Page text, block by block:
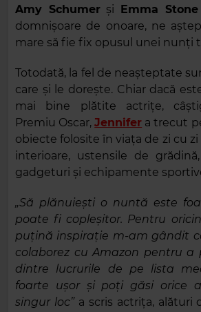
Amy Schumerși Emma Stone
domnișoare de onoare, ne
mare să fie fix opusul unei nunți
Totodată, la fel de neașteptate
care și le dorește. Chiar dacă
mai bine plătite actrițe,
Premiu Oscar,Jennifer a trecut
obiecte folosite în viața de zi cu
interioare, ustensile de
gadgeturi și echipamente
„Să plănuiești o nuntă este
poate fi copleșitor. Pentru
puțină inspirație m-am gândit
colaborez cu Amazon pentru a
dintre lucrurile de pe lista
foarte ușor și poți găsi orice
singur loc”a scris actrița, alături